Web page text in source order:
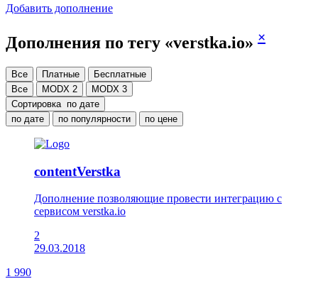
Добавить дополнение
Дополнения по тегу «verstka.io» ×
Все Платные
Бесплатные
Все
MODX 2
MODX 3
Сортировка по дате
по дате
по популярности по цене
contentVerstka
Дополнение позволяющие провести интеграцию с
сервисом verstka.io
2
29.03.2018
1 990